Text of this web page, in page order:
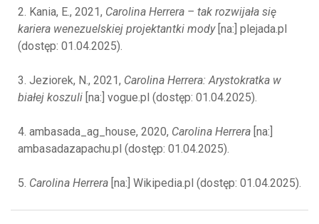
2. Kania, E., 2021, Carolina Herrera – tak rozwijała się
kariera wenezuelskiej projektantki mody[na:] plejada.pl
(dostęp: 01.04.2025).
3. Jeziorek, N., 2021, Carolina Herrera: Arystokratka w
białej koszuli [na:] vogue.pl (dostęp: 01.04.2025).
4. ambasada_ag_house, 2020, Carolina Herrera [na:]
ambasadazapachu.pl (dostęp: 01.04.2025).
5. Carolina Herrera [na:] Wikipedia.pl (dostęp: 01.04.2025).